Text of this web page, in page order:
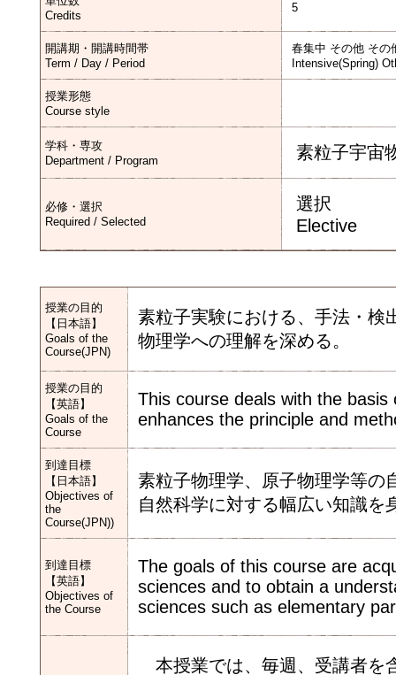
Credits
5
開講期・開講時間帯
Term / Day / Period
春集中 その他 その
Intensive(Spring)
授業形態
Course style
学科・専攻
Department / Program
素粒子宇宙
必修・選択
Required / Selected
選択
Elective
授業の目的
【日本語】
Goals of the
Course(JPN)
素粒子実験における、手法・検
物理学への理解を深める。
授業の目的
【英語】
Goals of the
Course
This course deals with the
enhances the principle and
到達目標
【日本語】
Objectives of
the
Course(JPN))
素粒子物理学、原子物理学等の
自然科学に対する幅広い知識を
到達目標
【英語】
Objectives of
the Course
The goals of this course are
sciences and to obtain a
sciences such as elementary
本授業では、毎週、受講者を